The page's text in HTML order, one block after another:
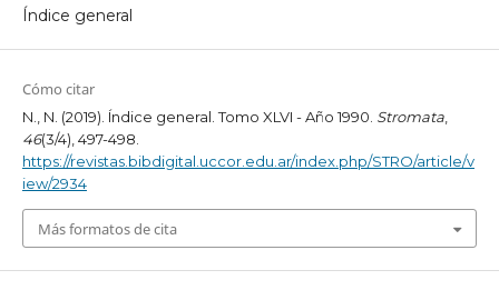
Índice general
Cómo citar
N., N. (2019). Índice general. Tomo XLVI - Año 1990. Stromata,
46(3/4), 497-498.
https://revistas.bibdigital.uccor.edu.ar/index.php/STRO/article/v
iew/2934
Más formatos de cita